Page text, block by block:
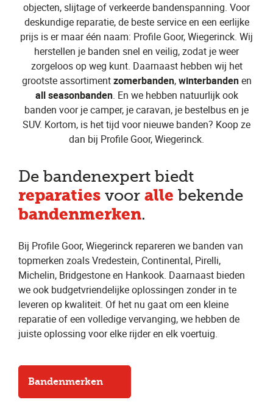
objecten, slijtage of verkeerde bandenspanning. Voor
deskundige reparatie, de beste service en een eerlijke
prijs is er maar één naam: Profile Goor, Wiegerinck. Wij
herstellen je banden snel en veilig, zodat je weer
zorgeloos op weg kunt. Daarnaast hebben wij het
grootste assortimentzomerbanden,winterbandenen
all seasonbanden. En we hebben natuurlijk ook
banden voor je camper, je caravan, je bestelbus en je
SUV. Kortom, is het tijd voor nieuwe banden? Koop ze
dan bij Profile Goor, Wiegerinck.
De bandenexpert biedt
reparaties voor alle bekende
bandenmerken.
Bij Profile Goor, Wiegerinck repareren we banden van
topmerken zoals Vredestein, Continental, Pirelli,
Michelin, Bridgestone en Hankook. Daarnaast bieden
we ook budgetvriendelijke oplossingen zonder in te
leveren op kwaliteit. Of het nu gaat om een kleine
reparatie of een volledige vervanging, we hebben de
juiste oplossing voor elke rijder en elk voertuig.
Bandenmerken